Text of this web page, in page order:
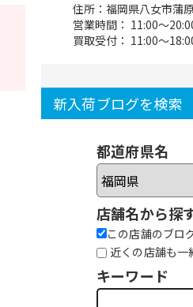
住所：福岡県八女市蒲
営業時間： 11:00～
買取受付： 11:00～
新入荷ブログを検索
都道府県名
店舗名から探
この店舗のブロ
近くの店舗も一
キーワード